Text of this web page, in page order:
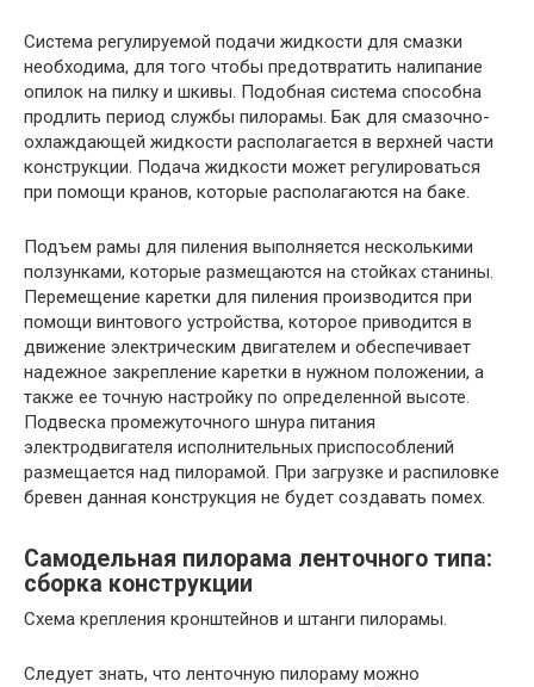
Система регулируемой подачи жидкости для смазки
необходима, для того чтобы предотвратить налипание
опилок на пилку и шкивы. Подобная система способна
продлить период службы пилорамы. Бак для смазочно-
охлаждающей жидкости располагается в верхней части
конструкции. Подача жидкости может регулироваться
при помощи кранов, которые располагаются на баке.
Подъем рамы для пиления выполняется несколькими
ползунками, которые размещаются на стойках станины.
Перемещение каретки для пиления производится при
помощи винтового устройства, которое приводится в
движение электрическим двигателем и обеспечивает
надежное закрепление каретки в нужном положении, а
также ее точную настройку по определенной высоте.
Подвеска промежуточного шнура питания
электродвигателя исполнительных приспособлений
размещается над пилорамой. При загрузке и распиловке
бревен данная конструкция не будет создавать помех.
Самодельная пилорама ленточного типа:
сборка конструкции
Схема крепления кронштейнов и штанги пилорамы.
Следует знать, что ленточную пилораму можно